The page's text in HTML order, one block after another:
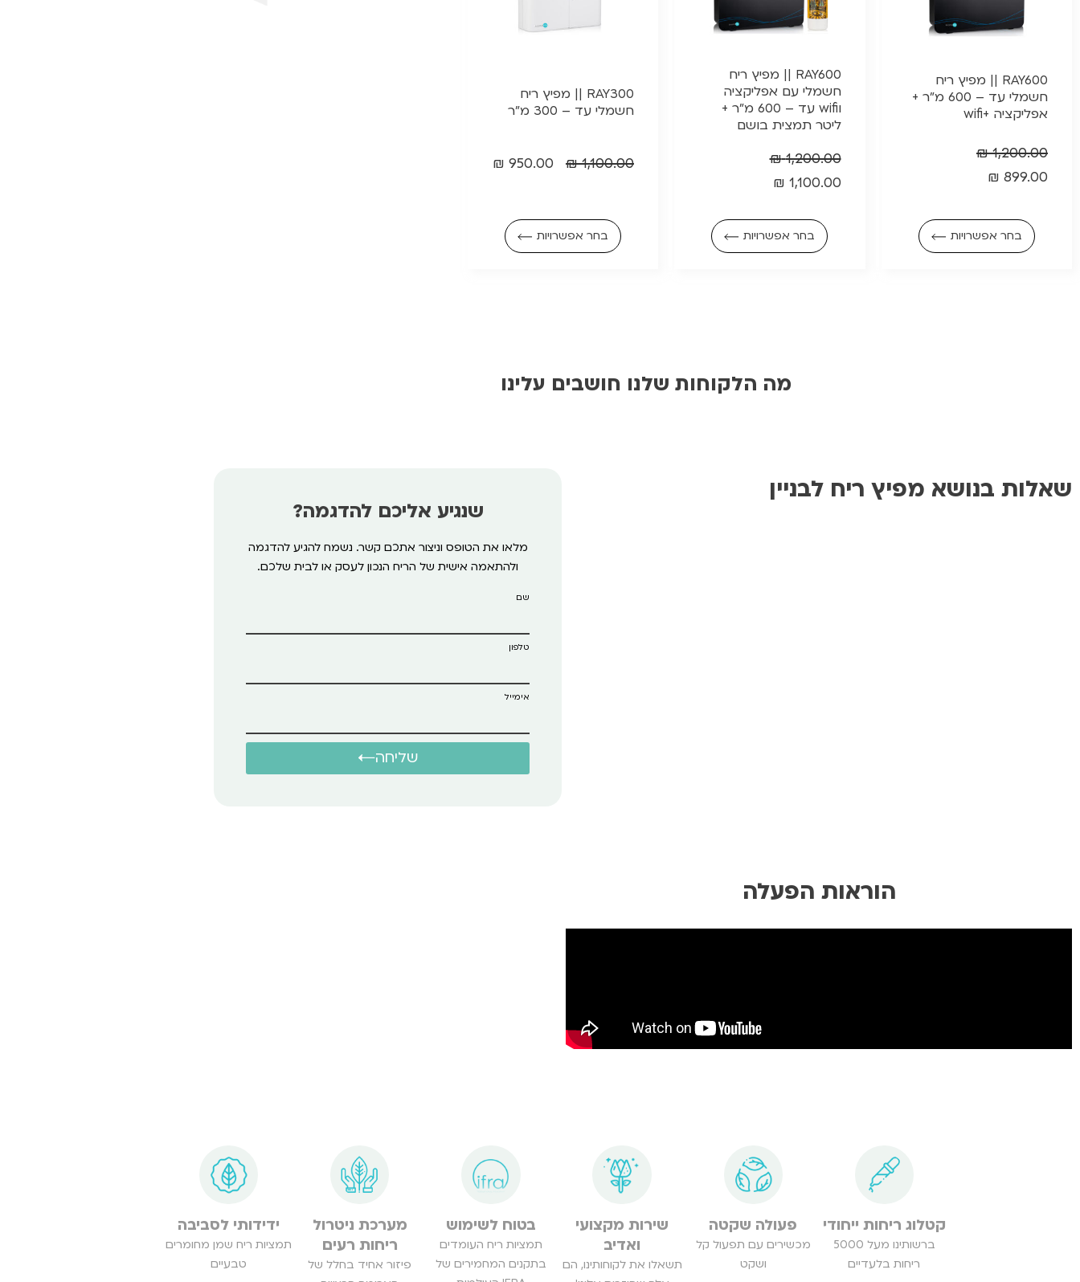
RAY600 || מפיץ ריח
חשמלי עד – 600 מ"ר +
אפליקציה +wifi
1,200.00
₪
899.00
₪
בחר אפשרויות
RAY600 || מפיץ ריח
חשמלי עם אפליקציה
וwifi עד – 600 מ"ר +
ליטר תמצית בושם
1,200.00
₪
1,100.00
₪
בחר אפשרויות
RAY300 || מפיץ ריח
חשמלי עד – 300 מ"ר
1,100.00
₪
950.00
₪
בחר אפשרויות
מה הלקוחות שלנו חושבים עלינו
שאלות בנושא מפיץ ריח לבניין
שנגיע אליכם להדגמה?
מלאו את הטופס וניצור אתכם קשר. נשמח להגיע להדגמה
ולהתאמה אישית של הריח הנכון לעסק או לבית שלכם.
שם
טלפון
אימייל
שליחה
הוראות הפעלה
קטלוג ריחות ייחודי
ברשותינו מעל 5000
ריחות בלעדיים
פעולה שקטה
מכשירים עם תפעול קל
ושקט
שירות מקצועי
ואדיב
תשאלו את לקוחותינו, הם
בטוח לשימוש
תמציות ריח העומדים
בתקנים המחמירים של
מערכת ניטרול
ריחות רעים
פיזור אחיד בחלל של
ידידותי לסביבה
תמציות ריח שמן מחומרים
טבעיים